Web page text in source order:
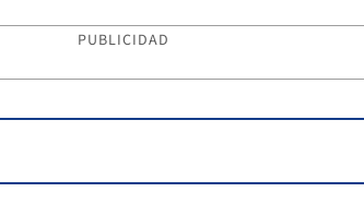
PUBLICIDAD